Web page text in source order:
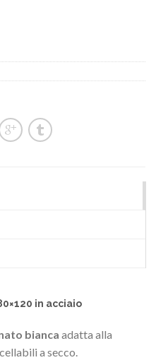
in acciaio
bianca adatta alla
a secco.